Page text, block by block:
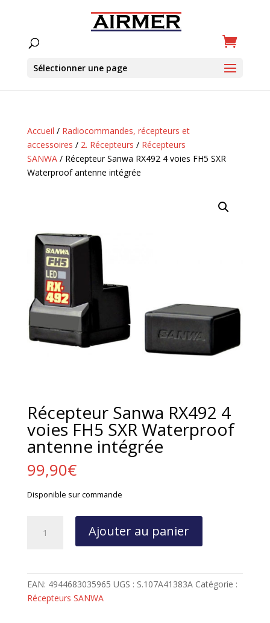
Sélectionner une page
Accueil / Radiocommandes, récepteurs et
accessoires / 2. Récepteurs / Récepteurs
SANWA/ Récepteur Sanwa RX492 4 voies FH5 SXR
Waterproof antenne intégrée
Récepteur Sanwa RX492 4
voies FH5 SXR Waterproof
antenne intégrée
99,90€
Disponible sur commande
voies
Ajouter au panier
EAN: 4944683035965 UGS : S.107A41383A Catégorie :
Récepteurs SANWA